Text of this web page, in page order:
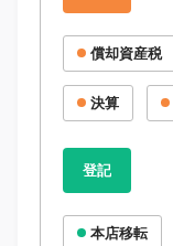
償却資産税
決算
登記
本店移転